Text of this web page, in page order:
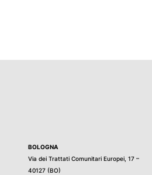
BOLOGNA
Via dei Trattati Comunitari Europei, 17 –
40127 (BO)